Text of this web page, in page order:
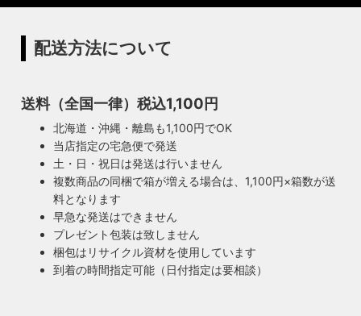
配送方法について
送料（全国一律）税込1,100円
北海道・沖縄・離島も1,100円でOK
当店指定の宅急便で発送
土・日・祝日は発送は行いません
複数商品の同梱で箱が増える場合は、1,100円×箱数が送
料となります
早急な発送はできません
プレゼント包装は致しません
梱包はリサイクル資材を使用しています
到着の時間指定可能（日付指定は要相談）